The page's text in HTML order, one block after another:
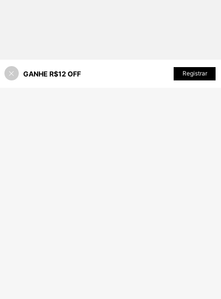
ADICIONAR AO CARRINHO
GANHE R$12 OFF Registrar